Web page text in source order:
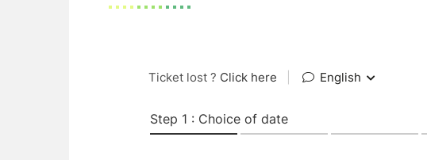
Choisissez votre abonnement :
Alertes Mail
Newsletter Culture